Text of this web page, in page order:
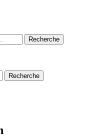
Recherche
Recherche